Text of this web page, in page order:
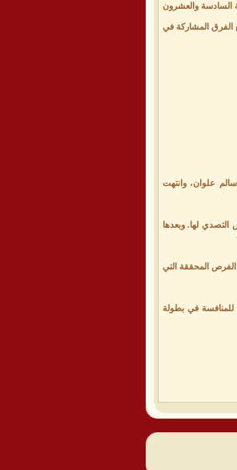
جماهيري مهيب وشخصيات بارزة، افتتحت عصر يوم أمس السبت (30 مايو 2026م) النسخة السادسة والعشرون
جميع الفرق المشاركة في
علوان، وانتهت
لها. وبعدها
الفرص المحققة التي
للمنافسة في بطولة